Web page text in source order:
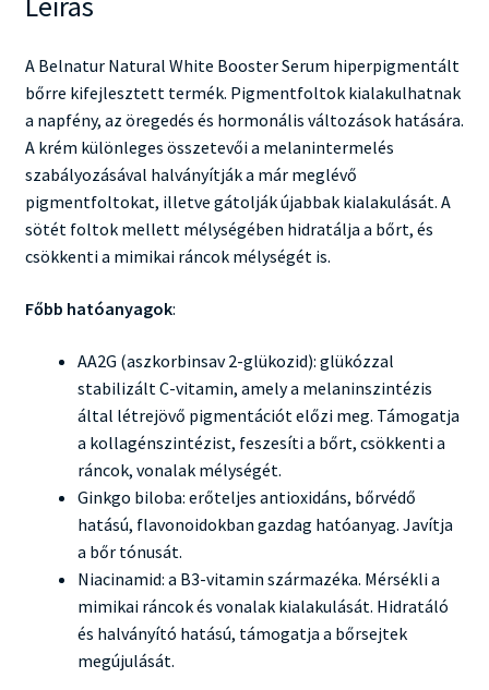
A Belnatur Natural White Booster Serum hiperpigmentált
bőrre kifejlesztett termék. Pigmentfoltok kialakulhatnak
a napfény, az öregedés és hormonális változások hatására.
A krém különleges összetevői a melanintermelés
szabályozásával halványítják a már meglévő
pigmentfoltokat, illetve gátolják újabbak kialakulását. A
sötét foltok mellett mélységében hidratálja a bőrt, és
csökkenti a mimikai ráncok mélységét is.
Főbb hatóanyagok:
AA2G (aszkorbinsav 2-glükozid): glükózzal
stabilizált C-vitamin, amely a melaninszintézis
által létrejövő pigmentációt előzi meg. Támogatja
a kollagénszintézist, feszesíti a bőrt, csökkenti a
ráncok, vonalak mélységét.
Ginkgo biloba: erőteljes antioxidáns, bőrvédő
hatású, flavonoidokban gazdag hatóanyag. Javítja
a bőr tónusát.
Niacinamid: a B3-vitamin származéka. Mérsékli a
mimikai ráncok és vonalak kialakulását. Hidratáló
és halványító hatású, támogatja a bőrsejtek
megújulását.